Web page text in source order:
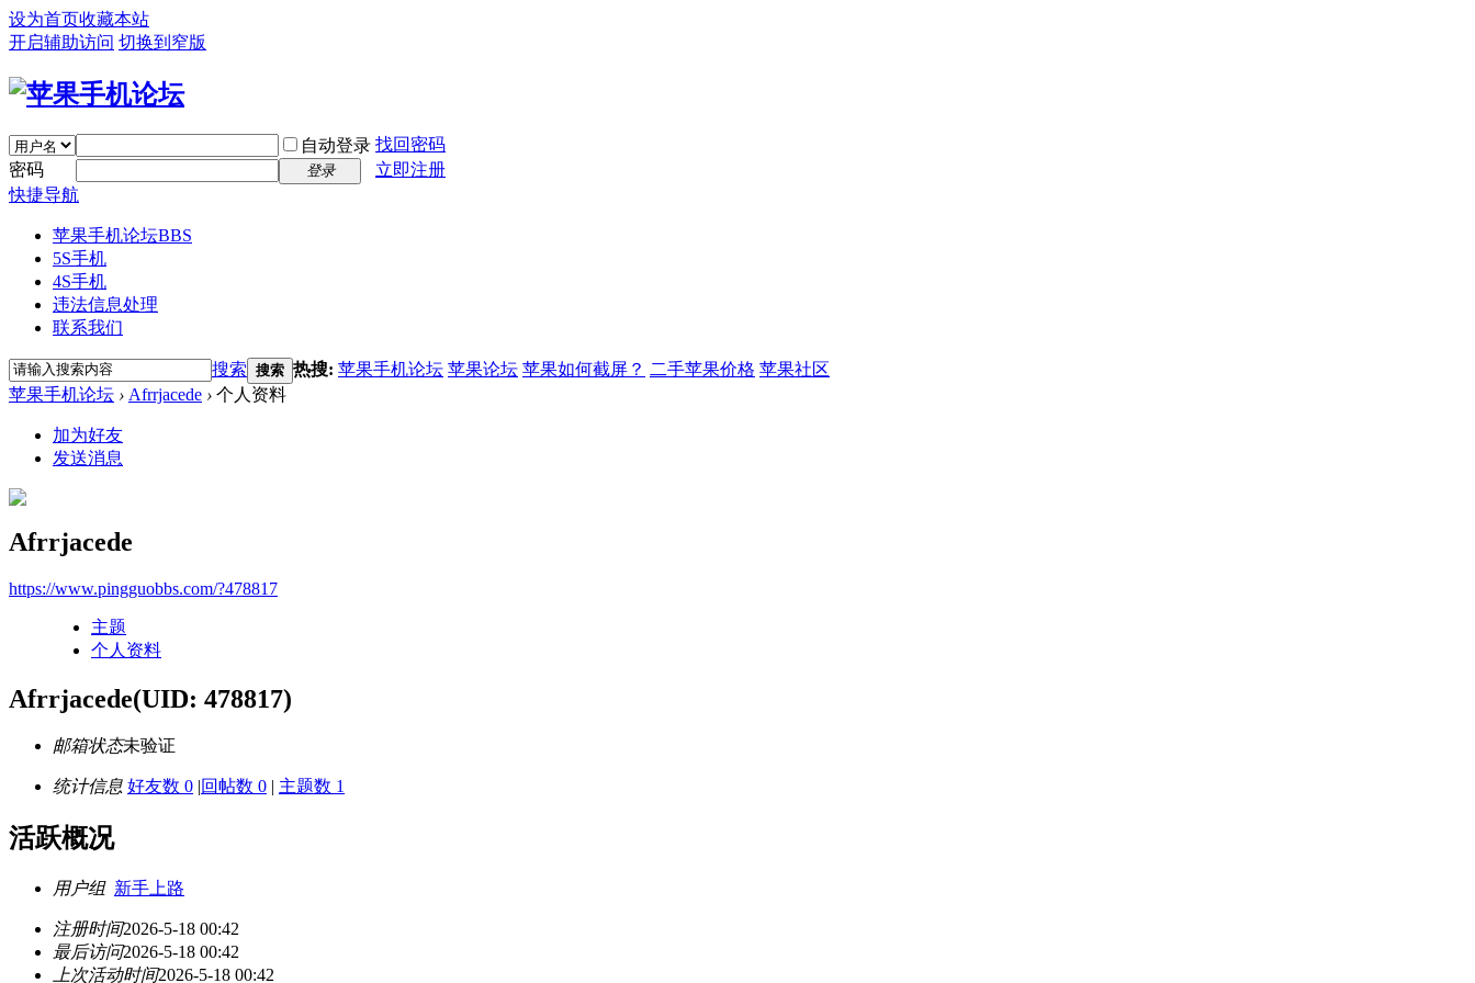
设为首页收藏本站
开启辅助访问 切换到窄版
自动登录 找回密码
密码
登录
立即注册
快捷导航
苹果手机论坛BBS
5S手机
4S手机
违法信息处理
联系我们
搜索 搜索 热搜: 苹果手机论坛 苹果论坛 苹果如何截屏？ 二手苹果价格 苹果社区
苹果手机论坛 › Afrrjacede › 个人资料
加为好友
发送消息
Afrrjacede
https://www.pingguobbs.com/?478817
主题
个人资料
Afrrjacede(UID: 478817)
邮箱状态未验证
统计信息 好友数 0 |回帖数 0 | 主题数 1
活跃概况
用户组 新手上路
注册时间2026-5-18 00:42
最后访问2026-5-18 00:42
上次活动时间2026-5-18 00:42